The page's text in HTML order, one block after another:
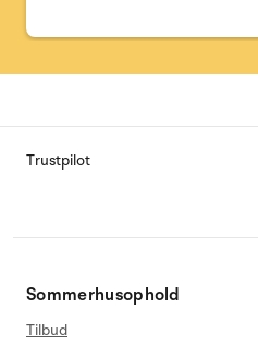
Trustpilot
Sommerhusophold
Tilbud